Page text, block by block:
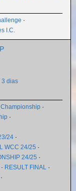
·
I.C.
3 dias
·
·
24 ·
WCC 24/25 ·
24/25 ·
RESULT FINAL
·
·